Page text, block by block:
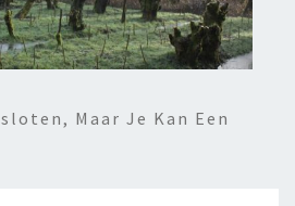
Maar Je Kan Een